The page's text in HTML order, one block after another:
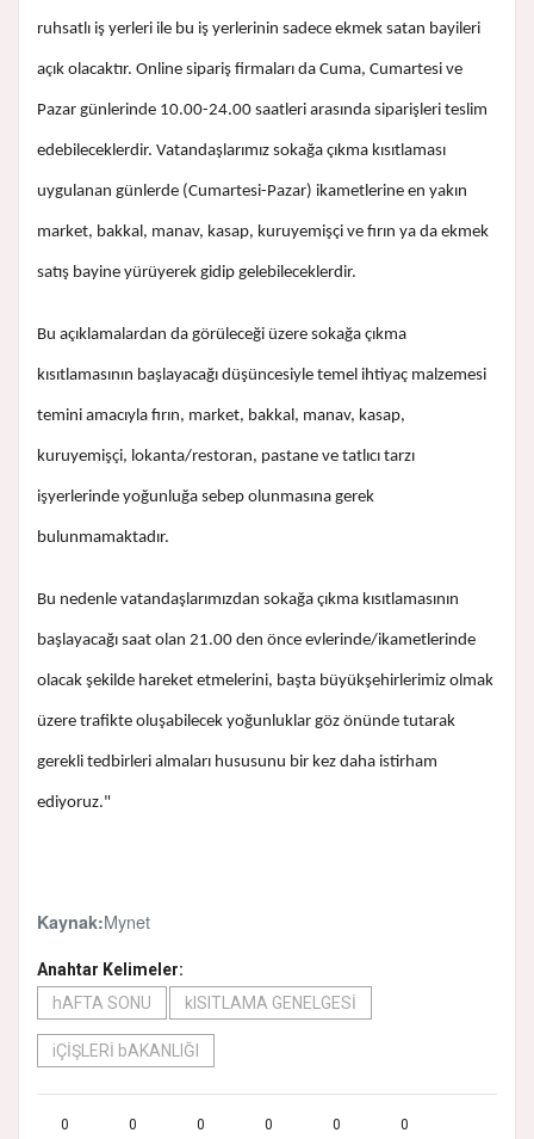
ruhsatlı iş yerleri ile bu iş yerlerinin sadece ekmek satan bayileri
açık olacaktır. Online sipariş firmaları da Cuma, Cumartesi ve
Pazar günlerinde 10.00-24.00 saatleri arasında siparişleri teslim
edebileceklerdir. Vatandaşlarımız sokağa çıkma kısıtlaması
uygulanan günlerde (Cumartesi-Pazar) ikametlerine en yakın
market, bakkal, manav, kasap, kuruyemişçi ve fırın ya da ekmek
satış bayine yürüyerek gidip gelebileceklerdir.
Bu açıklamalardan da görüleceği üzere sokağa çıkma
kısıtlamasının başlayacağı düşüncesiyle temel ihtiyaç malzemesi
temini amacıyla fırın, market, bakkal, manav, kasap,
kuruyemişçi, lokanta/restoran, pastane ve tatlıcı tarzı
işyerlerinde yoğunluğa sebep olunmasına gerek
bulunmamaktadır.
Bu nedenle vatandaşlarımızdan sokağa çıkma kısıtlamasının
başlayacağı saat olan 21.00 den önce evlerinde/ikametlerinde
olacak şekilde hareket etmelerini, başta büyükşehirlerimiz olmak
üzere trafikte oluşabilecek yoğunluklar göz önünde tutarak
gerekli tedbirleri almaları hususunu bir kez daha istirham
ediyoruz."
Kaynak:Mynet
Anahtar Kelimeler:
hAFTA SONU
kISITLAMA GENELGESİ
iÇİŞLERİ bAKANLIĞI
0 0 0 0 0 0